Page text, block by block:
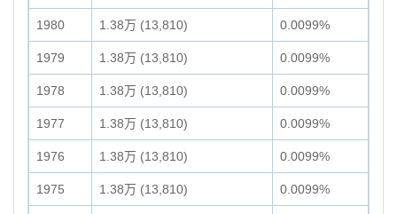
1980 1.38万 (13,810) 0.0099%
1979 1.38万 (13,810) 0.0099%
1978 1.38万 (13,810) 0.0099%
1977 1.38万 (13,810) 0.0099%
1976 1.38万 (13,810) 0.0099%
1975 1.38万 (13,810) 0.0099%